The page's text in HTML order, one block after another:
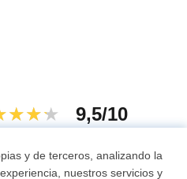
9,5/10
y de terceros, analizando la
nuestros servicios y